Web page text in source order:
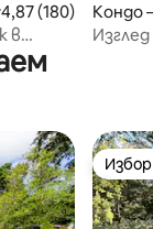
оценка: 4,87
4,87 (180)
в
Кондо